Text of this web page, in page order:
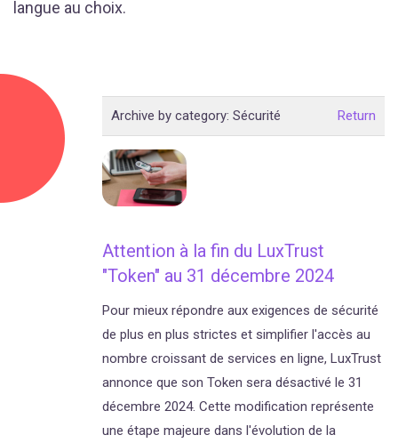
langue au choix.
Archive by category: Sécurité Return
Attention à la fin du LuxTrust
"Token" au 31 décembre 2024
Pour mieux répondre aux exigences de sécurité
de plus en plus strictes et simplifier l'accès au
nombre croissant de services en ligne, LuxTrust
annonce que son Token sera désactivé le 31
décembre 2024. Cette modification représente
une étape majeure dans l'évolution de la